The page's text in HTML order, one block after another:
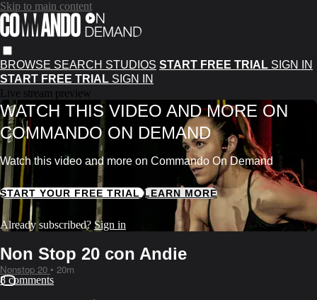
Skip to main content
BROWSE SEARCH STUDIOS START FREE TRIAL SIGN IN
START FREE TRIAL SIGN IN
Live stream preview
WATCH THIS VIDEO AND MORE ON
COMMANDO ON DEMAND
Watch this video and more on Commando On Demand
START YOUR FREE TRIALLEARN MORE
Already subscribed? Sign in
Non Stop 20 con Andie
Nonstop 20 • 20m
8 comments